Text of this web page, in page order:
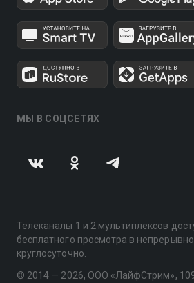
МЫ В СОЦСЕТЯХ
Телеканалы 1 и 2 мультиплексов
бесплатного просмотра в
круглосуточно.
© 2014 — 2026, ООО «ЛайфСтрим»,